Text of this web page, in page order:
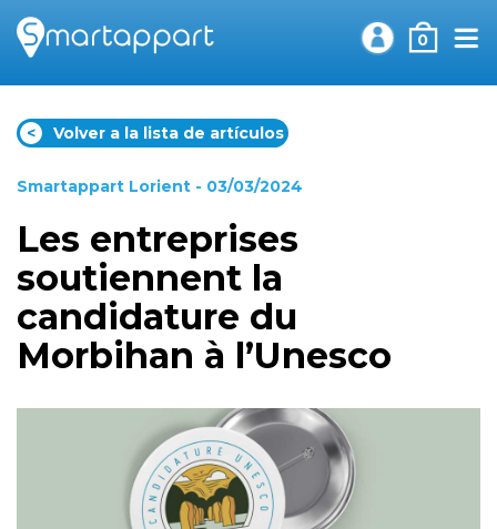
0
< Volver a la lista de artículos
Smartappart Lorient - 03/03/2024
Les entreprises
soutiennent la
candidature du
Morbihan à l’Unesco